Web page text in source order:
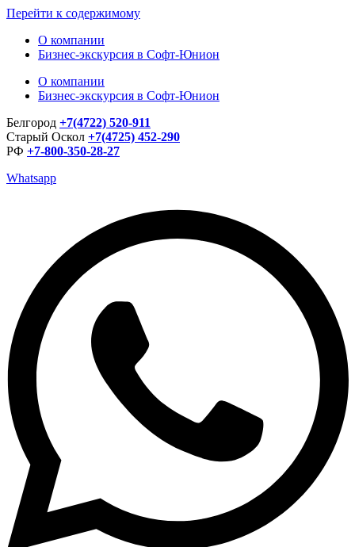
Перейти к содержимому
О компании
Бизнес-экскурсия в Софт-Юнион
О компании
Бизнес-экскурсия в Софт-Юнион
Белгород +7(4722) 520-911
Старый Оскол +7(4725) 452-290
РФ +7-800-350-28-27
Whatsapp